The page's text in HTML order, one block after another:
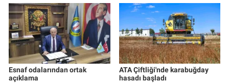
Esnaf odalarından ortak
açıklama
ATA Çiftliği'nde karabuğday
hasadı başladı